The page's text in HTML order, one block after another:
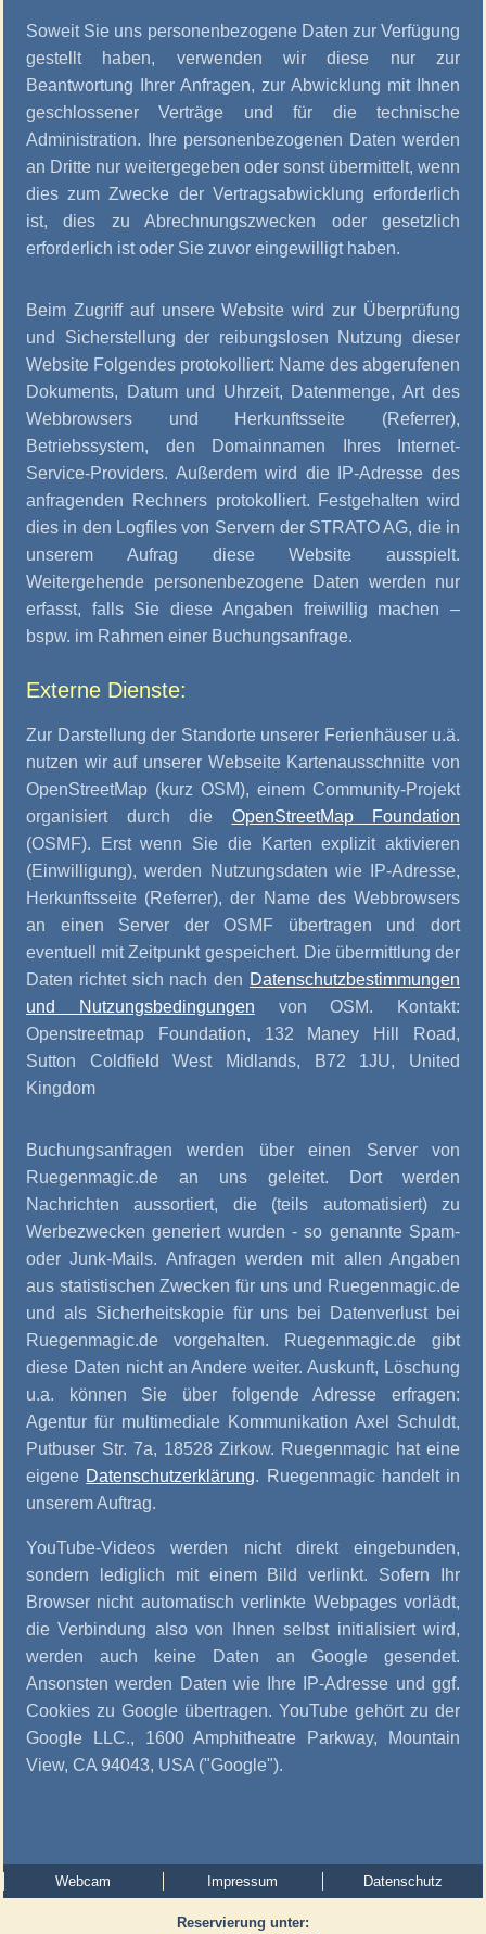
Soweit Sie uns personenbezogene Daten zur Verfügung
gestellt haben, verwenden wir diese nur zur
Beantwortung Ihrer Anfragen, zur Abwicklung mit Ihnen
geschlossener Verträge und für die technische
Administration. Ihre personenbezogenen Daten werden
an Dritte nur weitergegeben oder sonst übermittelt, wenn
dies zum Zwecke der Vertragsabwicklung erforderlich
ist, dies zu Abrechnungszwecken oder gesetzlich
erforderlich ist oder Sie zuvor eingewilligt haben.
Beim Zugriff auf unsere Website wird zur Überprüfung
und Sicherstellung der reibungslosen Nutzung dieser
Website Folgendes protokolliert: Name des abgerufenen
Dokuments, Datum und Uhrzeit, Datenmenge, Art des
Webbrowsers und Herkunftsseite (Referrer),
Betriebssystem, den Domainnamen Ihres Internet-
Service-Providers. Außerdem wird die IP-Adresse des
anfragenden Rechners protokolliert. Festgehalten wird
dies in den Logfiles von Servern der STRATO AG, die in
unserem Aufrag diese Website ausspielt.
Weitergehende personenbezogene Daten werden nur
erfasst, falls Sie diese Angaben freiwillig machen –
bspw. im Rahmen einer Buchungsanfrage.
Externe Dienste:
Zur Darstellung der Standorte unserer Ferienhäuser u.ä.
nutzen wir auf unserer Webseite Kartenausschnitte von
OpenStreetMap (kurz OSM), einem Community-Projekt
organisiert durch die OpenStreetMap Foundation
(OSMF). Erst wenn Sie die Karten explizit aktivieren
(Einwilligung), werden Nutzungsdaten wie IP-Adresse,
Herkunftsseite (Referrer), der Name des Webbrowsers
an einen Server der OSMF übertragen und dort
eventuell mit Zeitpunkt gespeichert. Die übermittlung der
Daten richtet sich nach den Datenschutzbestimmungen
und Nutzungsbedingungen von OSM. Kontakt:
Openstreetmap Foundation, 132 Maney Hill Road,
Sutton Coldfield West Midlands, B72 1JU, United
Kingdom
Buchungsanfragen werden über einen Server von
Ruegenmagic.de an uns geleitet. Dort werden
Nachrichten aussortiert, die (teils automatisiert) zu
Werbezwecken generiert wurden - so genannte Spam-
oder Junk-Mails. Anfragen werden mit allen Angaben
aus statistischen Zwecken für uns und Ruegenmagic.de
und als Sicherheitskopie für uns bei Datenverlust bei
Ruegenmagic.de vorgehalten. Ruegenmagic.de gibt
diese Daten nicht an Andere weiter. Auskunft, Löschung
u.a. können Sie über folgende Adresse erfragen:
Agentur für multimediale Kommunikation Axel Schuldt,
Putbuser Str. 7a, 18528 Zirkow. Ruegenmagic hat eine
eigene Datenschutzerklärung. Ruegenmagic handelt in
unserem Auftrag.
YouTube-Videos werden nicht direkt eingebunden,
sondern lediglich mit einem Bild verlinkt. Sofern Ihr
Browser nicht automatisch verlinkte Webpages vorlädt,
die Verbindung also von Ihnen selbst initialisiert wird,
werden auch keine Daten an Google gesendet.
Ansonsten werden Daten wie Ihre IP-Adresse und ggf.
Cookies zu Google übertragen. YouTube gehört zu der
Google LLC., 1600 Amphitheatre Parkway, Mountain
View, CA 94043, USA ("Google").
Webcam Impressum Datenschutz
Reservierung unter: